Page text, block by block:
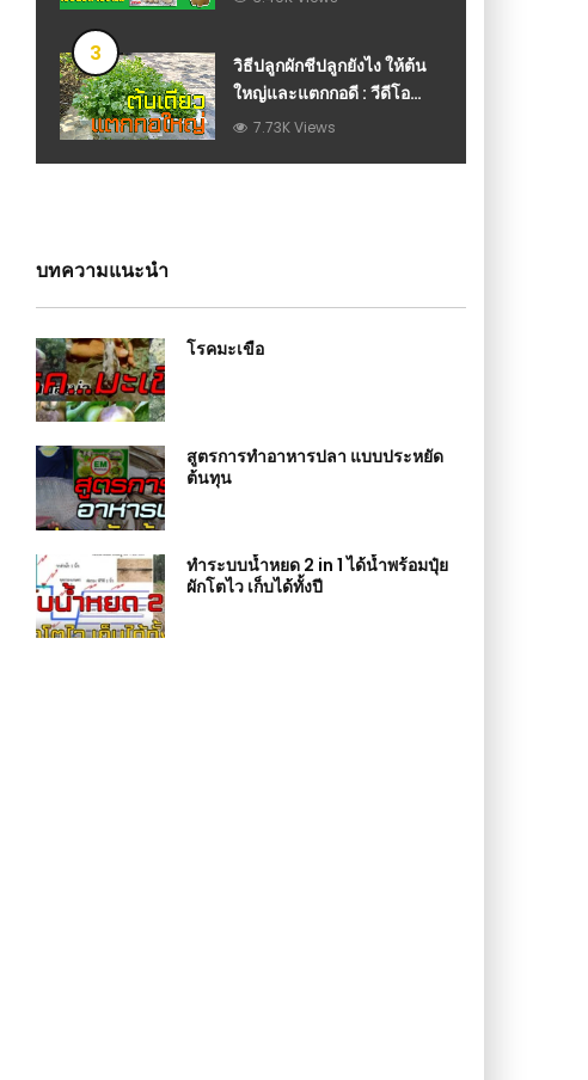
3
วิธีปลูกผักชีปลูกยังไง ให้ต้น
ใหญ่และแตกกอดี : วีดีโอ
เกษตร
7.73K Views
บทความแนะนำ
โรคมะเขือ
สูตรการทำอาหารปลา แบบประหยัด
ต้นทุน
ทำระบบน้ำหยด 2 in 1 ได้น้ำพร้อมปุ๋ย
ผักโตไว เก็บได้ทั้งปี